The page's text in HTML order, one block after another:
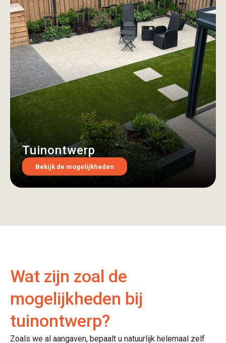
Tuinontwerp
Bekijk de mogelijkheden
Wat zijn zoal de
mogelijkheden bij
tuinontwerp?
Zoals we al aangaven, bepaalt u natuurlijk helemaal zelf